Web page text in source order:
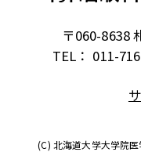
〒060-8638
TEL： 011-
(C) 北海道大学大学院